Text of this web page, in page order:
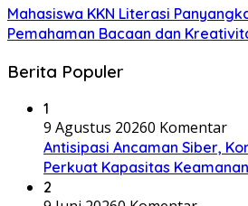
Mahasiswa KKN Literasi
Pemahaman Bacaan dan
Berita Populer
1
9 Agustus 20260 Komentar
Antisipasi Ancaman Siber,
Perkuat Kapasitas
2